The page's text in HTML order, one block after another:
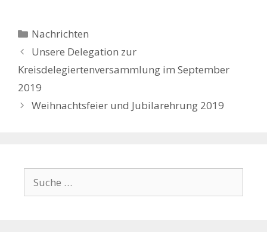
Kategorien
Nachrichten
Unsere Delegation zur
Kreisdelegiertenversammlung im September
2019
Weihnachtsfeier und Jubilarehrung 2019
Suche
nach: